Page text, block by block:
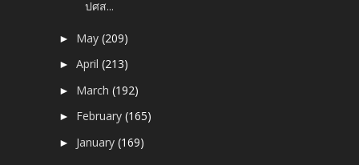
ปศส...
► May(209)
►April(213)
► March(192)
► February(165)
► January(169)